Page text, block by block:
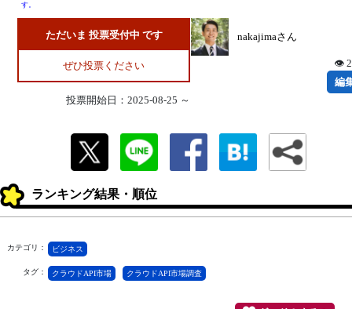
す。
ただいま 投票受付中 です
ぜひ投票ください
投票開始日：2025-08-25 ～
nakajimaさん
👁
編
ランキング結果・順位
カテゴリ： ビジネス
タグ： クラウドAPI市場 クラウドAPI市場調査